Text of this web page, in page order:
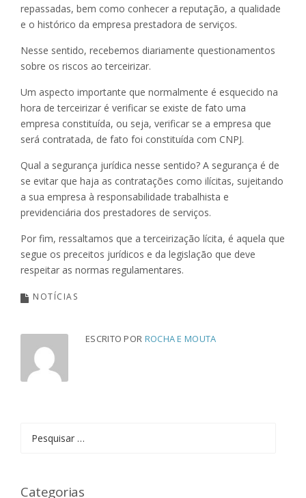
repassadas, bem como conhecer a reputação, a qualidade
e o histórico da empresa prestadora de serviços.
Nesse sentido, recebemos diariamente questionamentos
sobre os riscos ao terceirizar.
Um aspecto importante que normalmente é esquecido na
hora de terceirizar é verificar se existe de fato uma
empresa constituída, ou seja, verificar se a empresa que
será contratada, de fato foi constituída com CNPJ.
Qual a segurança jurídica nesse sentido? A segurança é de
se evitar que haja as contratações como ilícitas, sujeitando
a sua empresa à responsabilidade trabalhista e
previdenciária dos prestadores de serviços.
Por fim, ressaltamos que a terceirização lícita, é aquela que
segue os preceitos jurídicos e da legislação que deve
respeitar as normas regulamentares.
NOTÍCIAS
ESCRITO POR ROCHA E MOUTA
por:
Categorias